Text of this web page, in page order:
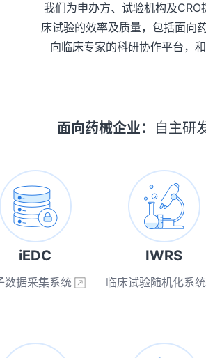
我们为申办方、试验机构及
床试验的效率及质量，包括面向
向临床专家的科研协作平台，
面向药械企业： 自主研
iEDC
数据采集系统
IWRS
临床试验随机化系统